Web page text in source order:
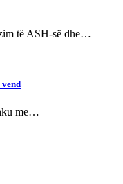
të ASH-së dhe…
vend
me…